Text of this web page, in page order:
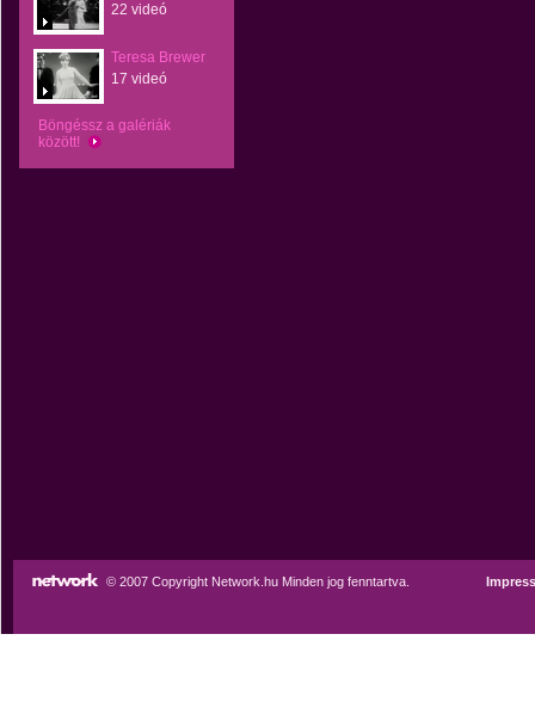
22 videó
Teresa Brewer
17 videó
Böngéssz a galériák
között!
© 2007 Copyright Network.hu Minden jog fenntartva.